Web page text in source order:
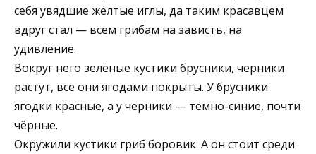
себя увядшие жёлтые иглы, да таким красавцем
вдруг стал — всем грибам на зависть, на
удивление.
Вокруг него зелёные кустики брусники, черники
растут, все они ягодами покрыты. У брусники
ягодки красные, а у черники — тёмно-синие, почти
чёрные.
Окружили кустики гриб боровик. А он стоит среди